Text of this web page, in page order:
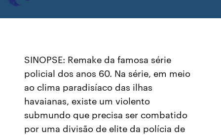
SINOPSE: Remake da famosa série
policial dos anos 60. Na série, em meio
ao clima paradisíaco das ilhas
havaianas, existe um violento
submundo que precisa ser combatido
por uma divisão de elite da polícia de